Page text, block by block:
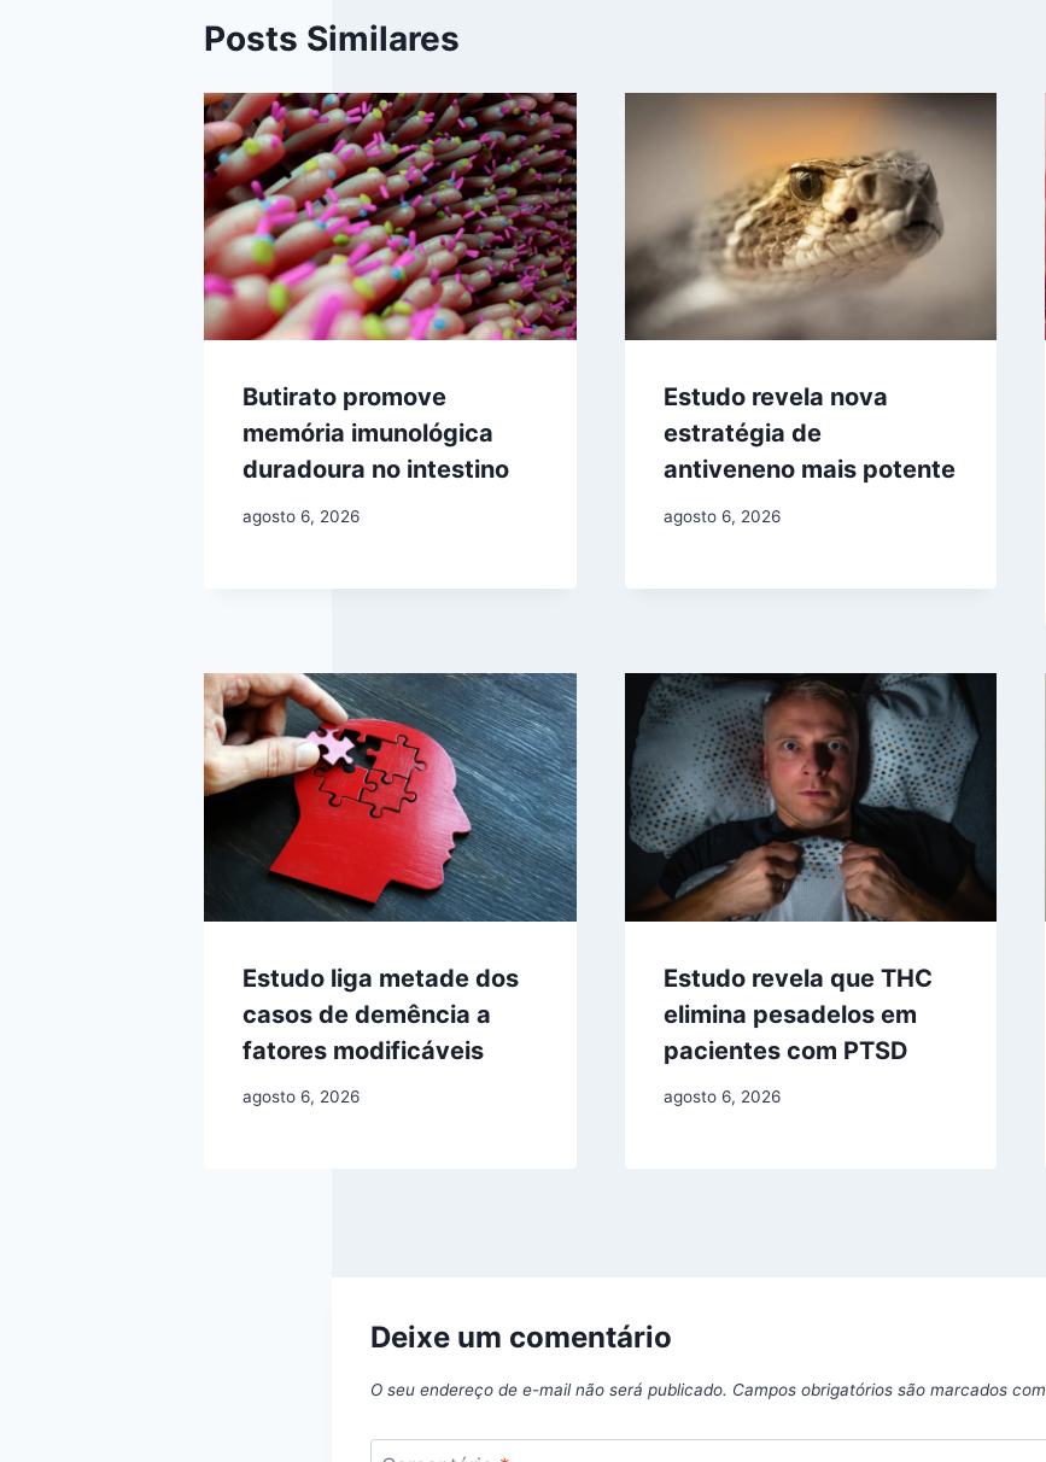
Posts Similares
Butirato promove
memória imunológica
duradoura no intestino
agosto 6, 2026
Estudo revela nova
estratégia de
antiveneno mais potente
agosto 6, 2026
Estudo liga metade dos
casos de demência a
fatores modificáveis
agosto 6, 2026
Estudo revela que THC
elimina pesadelos em
pacientes com PTSD
agosto 6, 2026
Deixe um comentário
O seu endereço de e-mail não será publicado. Campos obrigatórios são marcados com